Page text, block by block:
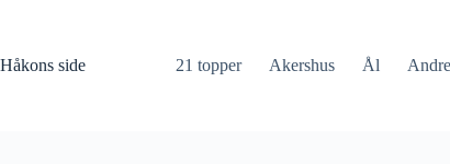
Håkons side
21 topper Akershus Ål